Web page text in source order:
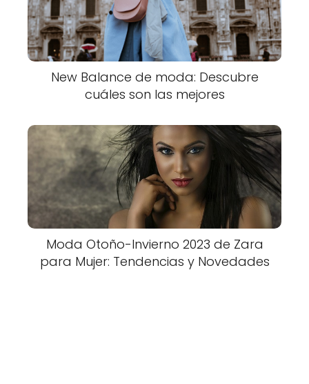
New Balance de moda: Descubre
cuáles son las mejores
Moda Otoño-Invierno 2023 de Zara
para Mujer: Tendencias y Novedades